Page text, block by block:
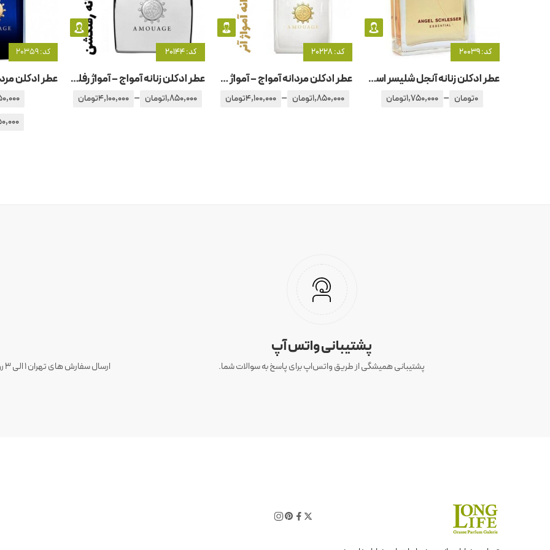
کد: 20039
عطر ادکلن زنانه آنجل شلیسر اسنشیال
0تومان –
1,750,000تومان
کد: 20228
عطر ادکلن مردانه آمواج – آمواژ -آنر – هانر
1,850,000تومان –
4,100,000تومان
کد: 20144
عطر ادکلن زنانه آمواج – آمواژ رفلکشن
1,850,000تومان –
4,100,000تومان
کد: 20359
پشتیبانی واتس آپ
پشتیبانی همیشگی از طریق واتس‌اپ برای پاسخ به سوالات شما.